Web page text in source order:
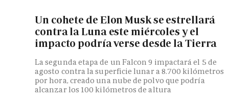
Un cohete de Elon Musk se estrellará
contra la Luna este miércoles y el
impacto podría verse desde la Tierra
La segunda etapa de un Falcon 9 impactará el 5 de
agosto contra la superficie lunar a 8.700 kilómetros
por hora, creado una nube de polvo que podría
alcanzar los 100 kilómetros de altura